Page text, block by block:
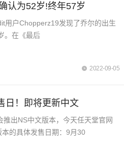
认为52岁!终年57岁
用户Chopperz19发现了乔尔的出生
。在《最后
2022-09-05
日！即将更新中文
出NS中文版本，今天任天堂官网
的具体发售日期：9月30